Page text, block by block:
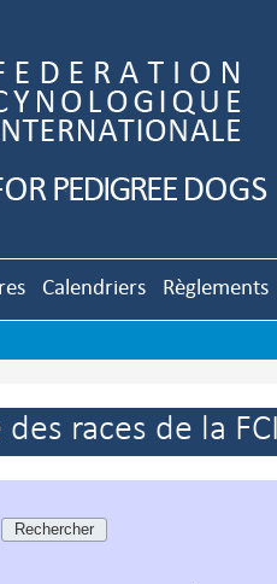
Calendriers Règlements
races de la